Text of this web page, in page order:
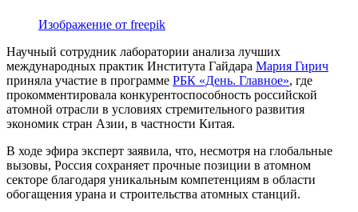
Изображение от freepik
Научный сотрудник лаборатории анализа лучших
международных практик Института Гайдара Мария Гирич
приняла участие в программе РБК «День. Главное», где
прокомментировала конкурентоспособность российской
атомной отрасли в условиях стремительного развития
экономик стран Азии, в частности Китая.
В ходе эфира эксперт заявила, что, несмотря на глобальные
вызовы, Россия сохраняет прочные позиции в атомном
секторе благодаря уникальным компетенциям в области
обогащения урана и строительства атомных станций.